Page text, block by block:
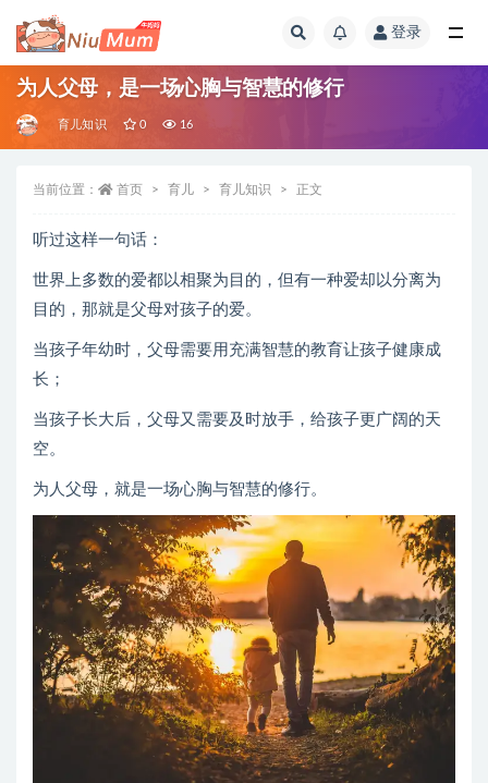
登录
为人父母，是一场心胸与智慧的修行
育儿知识 0 16
当前位置： 首页 育儿 育儿知识 正文
听过这样一句话：
世界上多数的爱都以相聚为目的，但有一种爱却以分离为
目的，那就是父母对孩子的爱。
当孩子年幼时，父母需要用充满智慧的教育让孩子健康成
长；
当孩子长大后，父母又需要及时放手，给孩子更广阔的天
空。
为人父母，就是一场心胸与智慧的修行。